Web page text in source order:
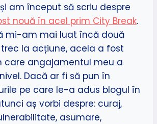
am început să scriu despre
nouă în acel prim City Break.
mi-am mai luat încă două
la acțiune, acela a fost
care angajamentul meu a
Dacă ar fi să pun în
pe care le-a adus blogul în
aș vorbi despre: curaj,
asumare,